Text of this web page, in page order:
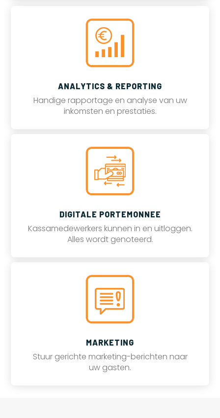
ANALYTICS & REPORTING
Handige rapportage en analyse van uw
inkomsten en prestaties.
DIGITALE PORTEMONNEE
Kassamedewerkers kunnen in en uitloggen.
Alles wordt genoteerd.
MARKETING
Stuur gerichte marketing-berichten naar
uw gasten.